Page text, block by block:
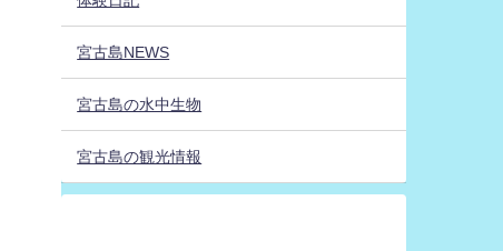
宮古島NEWS
宮古島の水中生物
宮古島の観光情報